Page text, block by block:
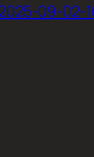
09-02-